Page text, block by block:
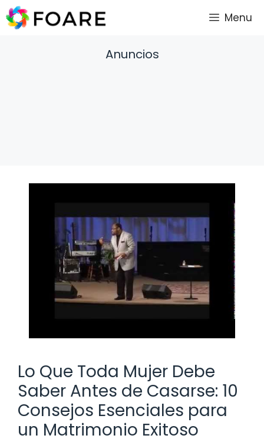
Saltar
al
Menu
Anuncios
Lo Que Toda Mujer Debe
Saber Antes de Casarse: 10
Consejos Esenciales para
un Matrimonio Exitoso